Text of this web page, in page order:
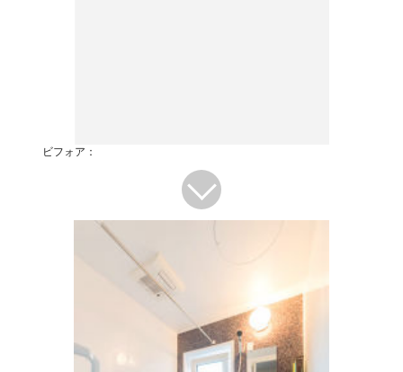
ビフォア：